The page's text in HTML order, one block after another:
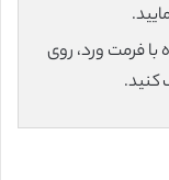
با فرمت ورد، روی
کنید.